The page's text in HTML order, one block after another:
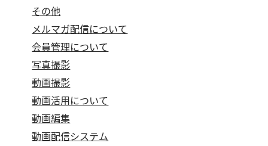
その他
メルマガ配信について
会員管理について
写真撮影
動画撮影
動画活用について
動画編集
動画配信システム